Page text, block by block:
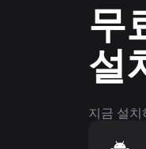
무
설
지금 설